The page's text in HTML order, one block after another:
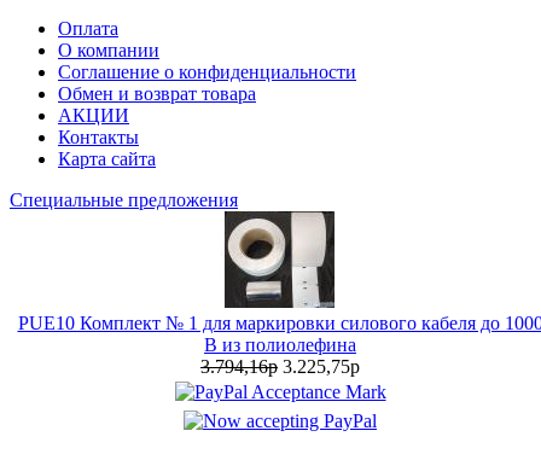
Оплата
О компании
Соглашение о конфиденциальности
Обмен и возврат товара
АКЦИИ
Контакты
Карта сайта
Специальные предложения
PUE10 Комплект № 1 для маркировки силового кабеля до
В из полиолефина
3.794,16р 3.225,75р